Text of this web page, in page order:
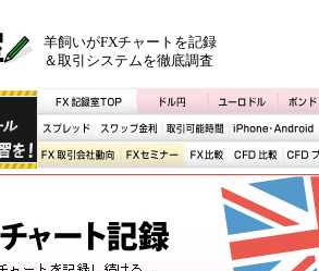
羊飼いがFXチャートを記録
＆取引システムを徹底調査